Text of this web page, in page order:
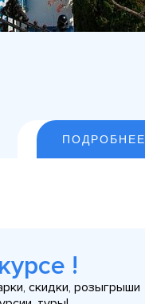
ПОДРОБНЕЕ
!
скидки, розыгрыши